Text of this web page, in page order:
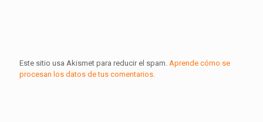
Este sitio usa Akismet para reducir el spam. Aprende cómo se
procesan los datos de tus comentarios.